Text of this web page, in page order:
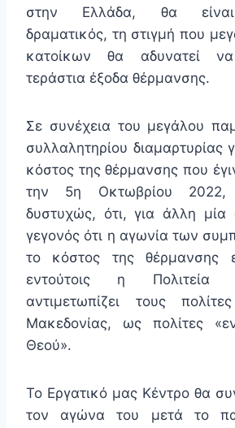
στην Ελλάδα, θα είναι
δραματικός, τη στιγμή που
κατοίκων θα αδυνατεί
τεράστια έξοδα θέρμανσης.
Σε συνέχεια του μεγάλου
συλλαλητηρίου διαμαρτυρίας
κόστος της θέρμανσης που
την 5η Οκτωβρίου 2022,
δυστυχώς, ότι, για άλλη
γεγονός ότι η αγωνία των
το κόστος της θέρμανσης
εντούτοις η Πολιτεία
αντιμετωπίζει τους
Μακεδονίας, ως πολίτες
Θεού».
Το Εργατικό μας Κέντρο θα
τον αγώνα του μετά το